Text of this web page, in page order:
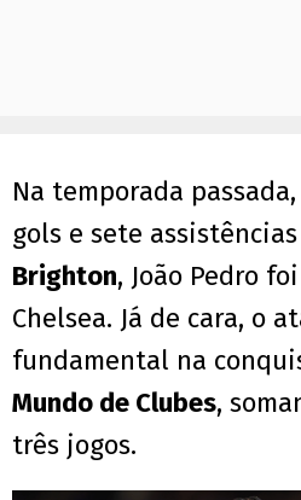
Na temporada
gols e sete
Brighton, João Pedro
Chelsea. Já de cara, o
fundamental na
Mundo de Clubes,
três jogos.